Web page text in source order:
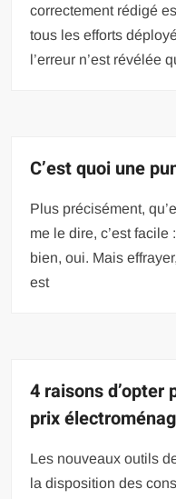
correctement rédigé
tous les efforts
l’erreur n’est révélée
C’est quoi une
Plus précisément,
me le dire, c’est
bien, oui. Mais
est
4 raisons d’opter
prix
Les nouveaux outils
la disposition des